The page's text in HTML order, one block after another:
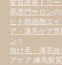
髪質改善トリー
馬専門サロンの
ヒト幹細胞エ
ア・薄毛ケア
ン ！
抜け毛・薄毛改
アケア 練馬髪